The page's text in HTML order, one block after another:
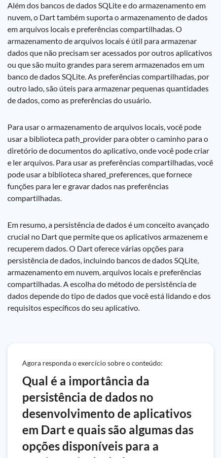
Além dos bancos de dados SQLite e do armazenamento em
nuvem, o Dart também suporta o armazenamento de dados
em arquivos locais e preferências compartilhadas. O
armazenamento de arquivos locais é útil para armazenar
dados que não precisam ser acessados por outros aplicativos
ou que são muito grandes para serem armazenados em um
banco de dados SQLite. As preferências compartilhadas, por
outro lado, são úteis para armazenar pequenas quantidades
de dados, como as preferências do usuário.
Para usar o armazenamento de arquivos locais, você pode
usar a biblioteca path_provider para obter o caminho para o
diretório de documentos do aplicativo, onde você pode criar
e ler arquivos. Para usar as preferências compartilhadas, você
pode usar a biblioteca shared_preferences, que fornece
funções para ler e gravar dados nas preferências
compartilhadas.
Em resumo, a persistência de dados é um conceito avançado
crucial no Dart que permite que os aplicativos armazenem e
recuperem dados. O Dart oferece várias opções para
persistência de dados, incluindo bancos de dados SQLite,
armazenamento em nuvem, arquivos locais e preferências
compartilhadas. A escolha do método de persistência de
dados depende do tipo de dados que você está lidando e dos
requisitos específicos do seu aplicativo.
Agora responda o exercício sobre o conteúdo:
Qual é a importância da
persistência de dados no
desenvolvimento de aplicativos
em Dart e quais são algumas das
opções disponíveis para a